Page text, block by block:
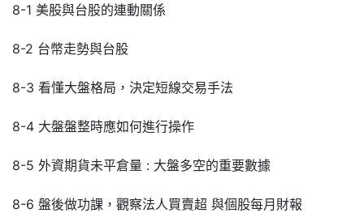
8-1 美股與台股的連動關係
8-2 台幣走勢與台股
8-3 看懂大盤格局，決定短線交易手法
8-4 大盤盤整時應如何進行操作
8-5 外資期貨未平倉量 : 大盤多空的重要數據
8-6 盤後做功課，觀察法人買賣超 與個股每月財報